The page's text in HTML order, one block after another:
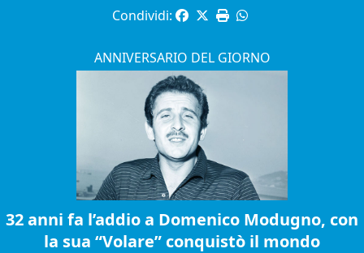
Condividi:
ANNIVERSARIO DEL GIORNO
32 anni fa l’addio a Domenico Modugno, con
la sua “Volare” conquistò il mondo